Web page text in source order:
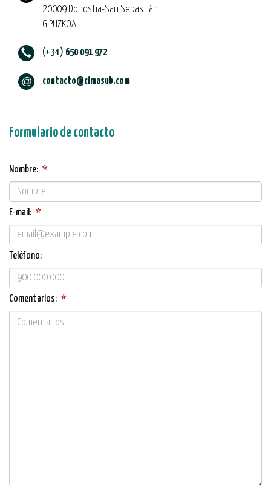
20009 Donostia-San Sebastián
GIPUZKOA
(+34) 650 091 972
contacto@cimasub.com
Formulario de contacto
Nombre: *
E-mail: *
Teléfono:
Comentarios: *